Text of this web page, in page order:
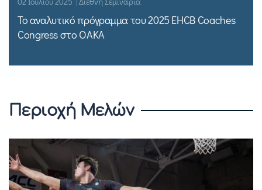
Το αναλυτικό πρόγραμμα του 2025 EHCB Coaches
Congress στο ΟΑΚΑ
Περιοχή Μελών